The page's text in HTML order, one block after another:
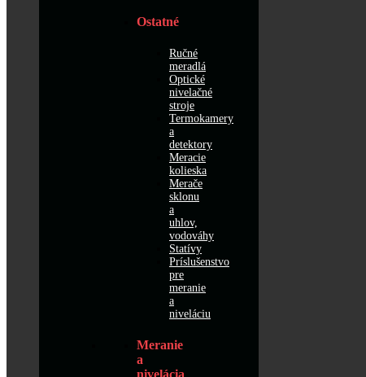
Ostatné
Ručné
meradlá
Optické
nivelačné
stroje
Termokamery
a
detektory
Meracie
kolieska
Merače
sklonu
a
uhlov,
vodováhy
Statívy
Príslušenstvo
pre
meranie
a
niveláciu
Meranie
a
nivelácia